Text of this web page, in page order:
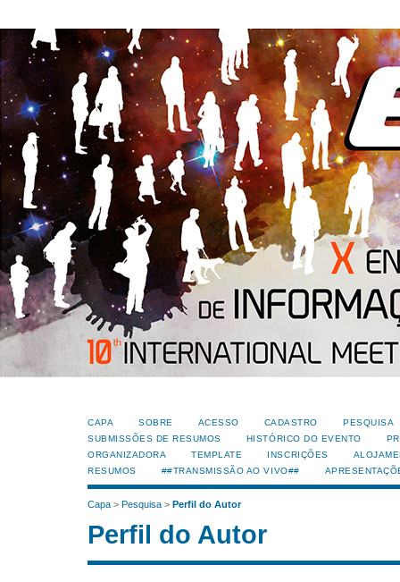
CAPA SOBRE ACESSO CADASTRO
PESQUISA
SUBMISSÕES DE RESUMOS
HISTÓRICO DO EVENTO
ORGANIZADORA
TEMPLATE INSCRIÇÕES
RESUMOS
##TRANSMISSÃO AO VIVO##
Capa > Pesquisa > Perfil do Autor
Perfil do Autor